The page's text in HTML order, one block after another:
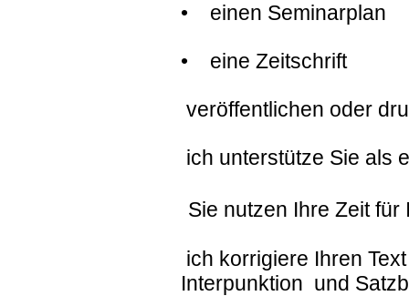
• einen Seminarplan
• eine Zeitschrift
veröffentlichen oder
ich unterstütze Sie als
Sie nutzen Ihre Zeit
ich korrigiere Ihren
Interpunktion und